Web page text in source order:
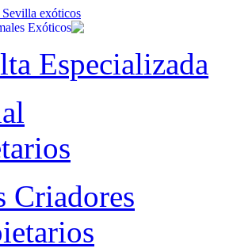
Especializada
Criadores